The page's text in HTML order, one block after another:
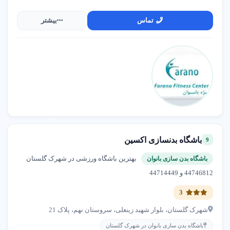
دو نمونه مجموعه ورزشی پرطرفدار در
★★★★★
4.8
یکی از مجهزترین مجموعه های ورزشی منطقه با
امکانات کامل استخر سرپوشیده، سالن بدنسازی
مدرن، سالن یوگا و زمین فوتسال. ارائه خدمات مربی
شخصی و برنامه های خانوادگی در محیطی امن و
تماس بیشتر
9 باشگاه بدنسازی اکسین
باشگاه بدن سازی بانوان
بهترین باشگاه ورزشی در شهرک گلستان
44746812 و 44714449
شهرک گلستان، بلوار شهید زینعلی، سروستان نهم، پلاک 21
باشگاه بدن سازی بانوان در شهرک گلستان